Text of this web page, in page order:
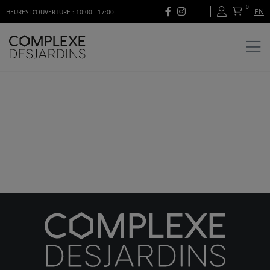
HEURES D'OUVERTURE : 10:00 - 17:00
0 EN